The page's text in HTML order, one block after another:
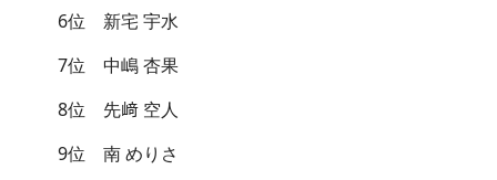
6位 新宅 宇水
7位 中嶋 杏果
8位 先﨑 空人
9位 南 めりさ